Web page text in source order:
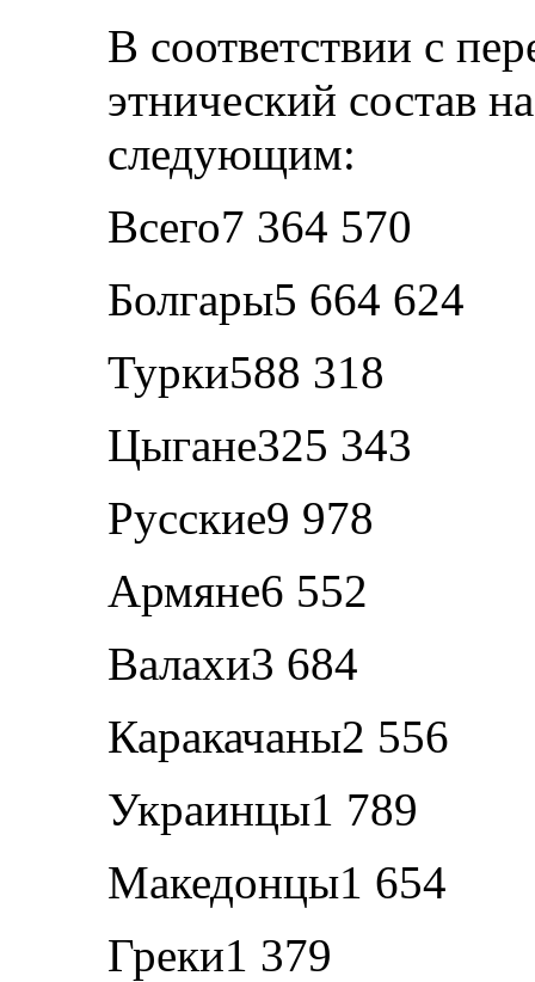
В соответствии с
этнический состав
следующим:
Всего7 364 570
Болгары5 664 624
Турки588 318
Цыгане325 343
Русские9 978
Армяне6 552
Валахи3 684
Каракачаны2 556
Украинцы1 789
Македонцы1 654
Греки1 379